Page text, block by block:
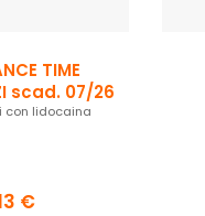
TIME
CONTROL - 8 PEZZI scad. 07/26
con lidocaina
€